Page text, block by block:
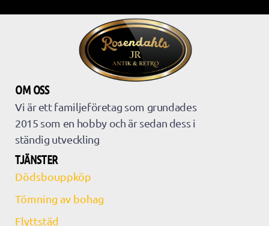
OM OSS
Vi är ett familjeföretag som grundades
2015 som en hobby och är sedan dess i
ständig utveckling
TJÄNSTER
Dödsbouppköp
Tömning av bohag
Flyttstäd